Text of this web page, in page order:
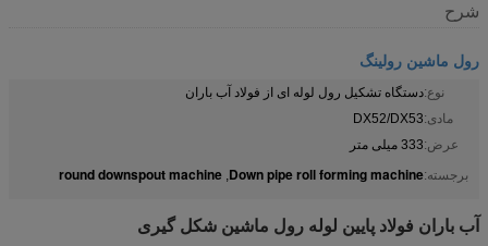
شرح
رول ماشین رولینگ
نوع:دستگاه تشکیل رول لوله ای از فولاد آب باران
مادی:DX52/DX53
عرض:333 میلی متر
برجسته:Down pipe roll forming machine
,
round downspout machine
آب باران فولاد پایین لوله رول ماشین شکل گیری